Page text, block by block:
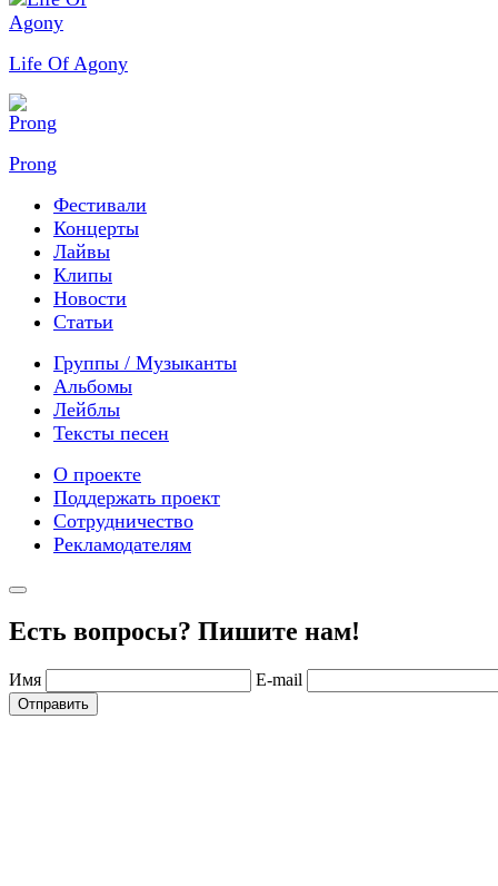
Life Of Agony
Prong
Фестивали
Концерты
Лайвы
Клипы
Новости
Статьи
Группы / Музыканты
Альбомы
Лейблы
Тексты песен
О проекте
Поддержать проект
Сотрудничество
Рекламодателям
Есть вопросы? Пишите нам!
Имя E-mail